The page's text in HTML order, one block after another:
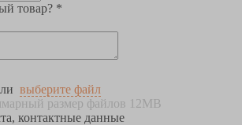
товар? *
выберите файл
размер файлов 12MB
контактные данные